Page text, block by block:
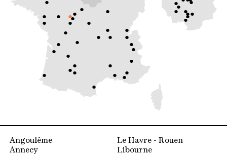
Événements
Observatoire
Ressources
FAQ
Newsletter
Angoulême
Annecy
Le Havre - Rouen
Libourne